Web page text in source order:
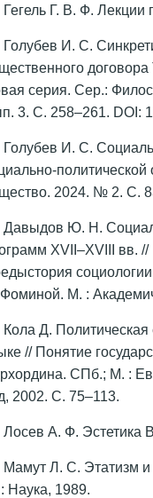
Гегель Г. В. Ф.
Голубев И. С.
договора
серия. Сер.:
3. С. 258–261. DOI:
Голубев И. С.
2024. № 2. С.
Давыдов Ю. Н.
ХVII–XVIII вв. //
М. :
Кола Д.
// Понятие
СПб.; М. :
2002. С. 75–113.
Лосев А. Ф. Эстетика
Мамут Л. С. Этатизм и
Наука, 1989.